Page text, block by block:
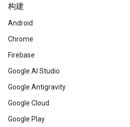
构建
Android
Chrome
Firebase
Google AI Studio
Google Antigravity
Google Cloud
Google Play